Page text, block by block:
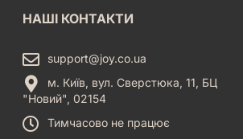
НАШІ КОНТАКТИ
support@joy.co.ua
м. Київ, вул. Сверстюка, 11, БЦ
"Новий", 02154
Тимчасово не працює